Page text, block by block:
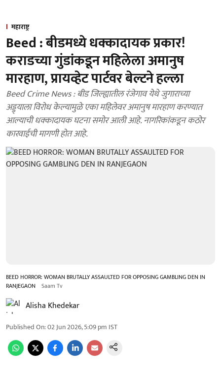
महाराष्ट्र
Beed : बीडमध्ये धक्कादायक प्रकार!
कराडच्या गुंडांकडून महिलेला अमानुष
मारहाण, प्रायव्हेट पार्टवर बेल्टने हल्ला
Beed Crime News : बीड जिल्ह्यातील रंजेगाव येथे जुगाराच्या
अड्ड्याला विरोध केल्यामुळे एका महिलेवर अमानुष मारहाण करण्यात
आल्याची धक्कादायक घटना समोर आली आहे. नागरिकांकडून कठोर
कारवाईची मागणी होत आहे.
BEED HORROR: WOMAN BRUTALLY ASSAULTED FOR OPPOSING GAMBLING DEN IN
RANJEGAON Saam Tv
Alisha Khedekar
Published On:02 Jun 2026, 5:09 pm IST